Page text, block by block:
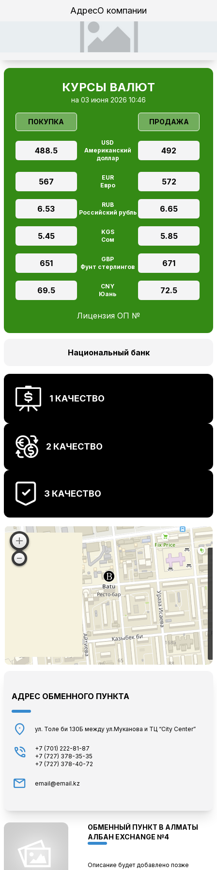
АдресО компании
КУРСЫ ВАЛЮТ
на 03 июня 2026 10:46
ПОКУПКА ПРОДАЖА
488.5
USD
Американский
доллар
492
567
EUR
Евро
572
6.53
RUB
Российский рубль
6.65
5.45
KGS
Сом
5.85
651
GBP
Фунт стерлингов
671
69.5
CNY
Юань
72.5
Лицензия ОП №
Национальный банк
1 КАЧЕСТВО
2 КАЧЕСТВО
3 КАЧЕСТВО
АДРЕС ОБМЕННОГО ПУНКТА
location_on ул. Толе би 130Б между ул.Муканова и ТЦ “City Center”
phone_in_talk
+7 (701) 222-81-87
+7 (727) 378-35-35
+7 (727) 378-40-72
mail email@email.kz
ОБМЕННЫЙ ПУНКТ В АЛМАТЫ
АЛБАН EXCHANGE №4